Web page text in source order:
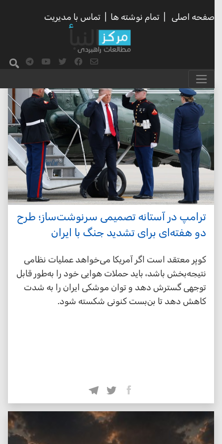
صفحه اصلی | تمام نوشته ها | تماس با مدیریت
ترامپ در آستانه تصمیمی سرنوشت‌ساز؛ طرح
دو هفته‌ای برای تشدید جنگ با ایران
کوپر معتقد است اگر آمریکا می‌خواهد عملیات نظامی
نتیجه‌بخش باشد، باید حملات هوایی خود را به‌طور قابل
توجهی گسترش دهد و توان موشکی ایران را به شدت
کاهش دهد تا بن‌بست کنونی شکسته شود.